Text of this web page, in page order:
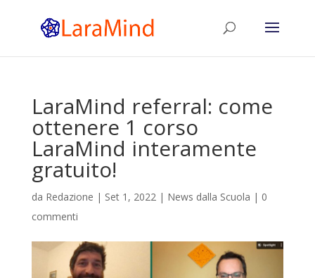
LaraMind referral: come
ottenere 1 corso
LaraMind interamente
gratuito!
da Redazione | Set 1, 2022| News dalla Scuola | 0
commenti